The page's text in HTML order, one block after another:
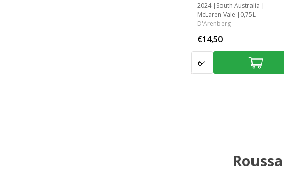
Jaar
2024
StreekSouth Australia
Streek
McLaren Vale
Inhoud
0,75L
D'Arenberg
€14,50